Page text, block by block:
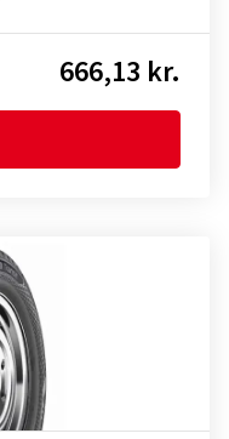
666,13 kr.